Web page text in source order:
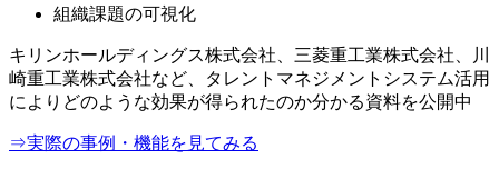
組織課題の可視化
キリンホールディングス株式会社、三菱重工業株式会社、川
崎重工業株式会社など、タレントマネジメントシステム活用
によりどのような効果が得られたのか分かる資料を公開中
⇒実際の事例・機能を見てみる